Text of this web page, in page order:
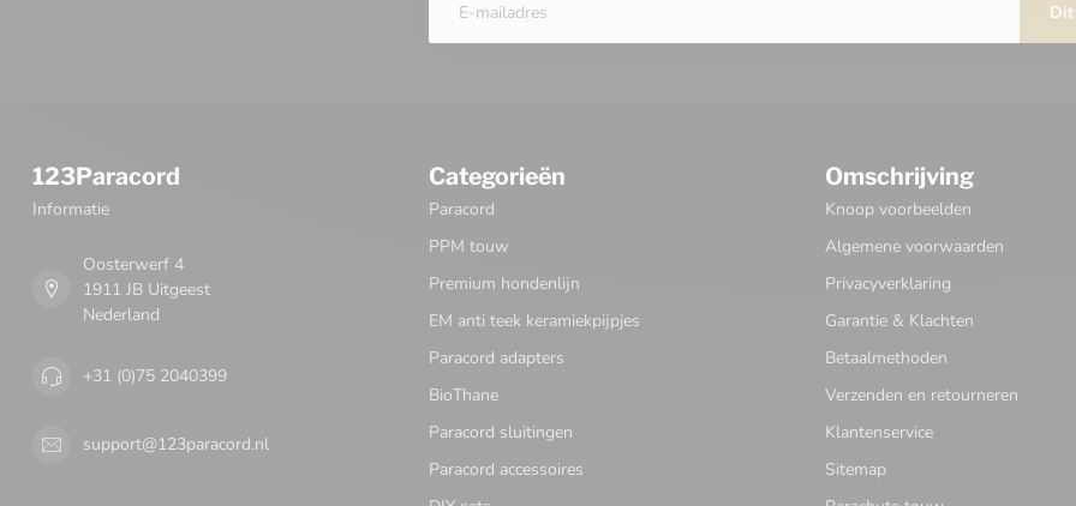
123Paracord
Informatie
Oosterwerf 4
1911 JB Uitgeest
Nederland
+31 (0)75 2040399
support@123paracord.nl
Categorieën
Paracord
PPM touw
Premium hondenlijn
EM anti teek keramiekpijpjes
Paracord adapters
BioThane
Paracord sluitingen
Paracord accessoires
Omschrijving
Knoop voorbeelden
Algemene voorwaarden
Privacyverklaring
Garantie & Klachten
Betaalmethoden
Verzenden en retourneren
Klantenservice
Sitemap